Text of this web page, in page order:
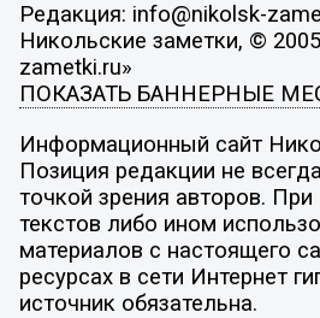
Редакция: info@nikolsk-
Никольские заметки, ©
zametki.ru»
ПОКАЗАТЬ БАННЕРНЫЕ
Информационный сайт
Позиция редакции не
точкой зрения авторов. При
текстов либо ином
материалов с настоящего
ресурсах в сети Интернет
источник обязательна.